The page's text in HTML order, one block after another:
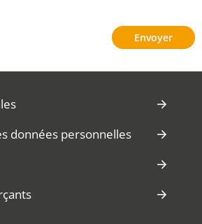
données personnelles